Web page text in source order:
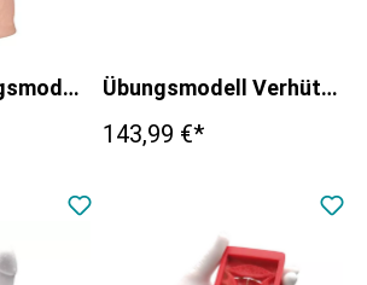
Kondom-Übungsmodell, helle Hautfarbe Übungsmodell Verhütungsstäbchen
143,99 €*